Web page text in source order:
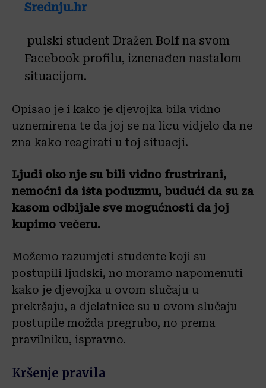
Srednju.hr
pulski student Dražen Bolf na svom
Facebook profilu, iznenađen nastalom
situacijom.
Opisao je i kako je djevojka bila vidno
uznemirena te da joj se na licu vidjelo da ne
zna kako reagirati u toj situacji.
Ljudi oko nje su bili vidno frustrirani,
nemoćni da išta poduzmu, budući da su za
kasom odbijale sve mogućnosti da joj
kupimo večeru.
Možemo razumjeti studente koji su
postupili ljudski, no moramo napomenuti
kako je djevojka u ovom slučaju u
prekršaju, a djelatnice su u ovom slučaju
postupile možda pregrubo, no prema
pravilniku, ispravno.
Kršenje pravila